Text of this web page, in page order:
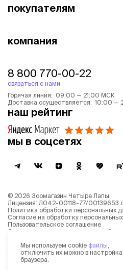
покупателям
компания
8 800 770-00-22
связаться с нами
Горячая линия: 09:00 — 21:00 МСК
Доставка осуществляется: 10:00 —
наш рейтинг
мы в соцсетях
© 2026 Зоомагазин Четыре Лапы
Лицензия: Л042-00118-77/00139653
Политика обработки персональных
Согласие на обработку
Пользовательское соглашение
Согласие на получение новостной и
Описание рекомендательных
Мы используем cookie файлы
отключить их можно в
браузера.